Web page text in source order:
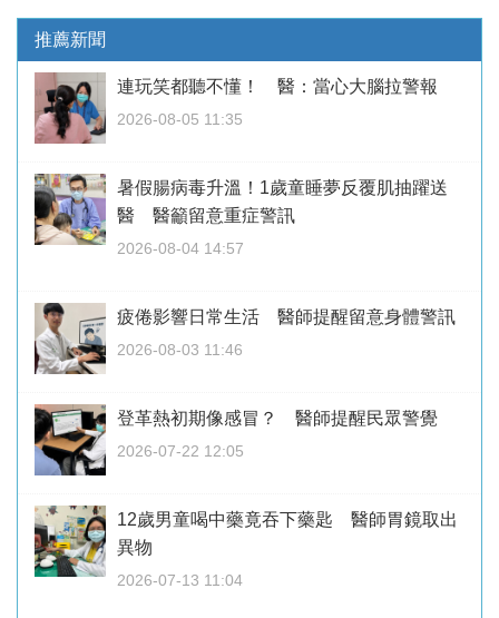
推薦新聞
連玩笑都聽不懂！ 醫：當心大腦拉警報
2026-08-05 11:35
暑假腸病毒升溫！1歲童睡夢反覆肌抽躍送
醫 醫籲留意重症警訊
2026-08-04 14:57
疲倦影響日常生活 醫師提醒留意身體警訊
2026-08-03 11:46
登革熱初期像感冒？ 醫師提醒民眾警覺
2026-07-22 12:05
12歲男童喝中藥竟吞下藥匙 醫師胃鏡取出
異物
2026-07-13 11:04